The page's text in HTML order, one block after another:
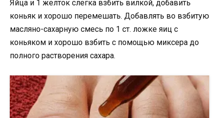
Яйца и 1 желток слегка взбить вилкой, добавить
коньяк и хорошо перемешать. Добавлять во взбитую
масляно-сахарную смесь по 1 ст. ложке яиц с
коньяком и хорошо взбить с помощью миксера до
полного растворения сахара.